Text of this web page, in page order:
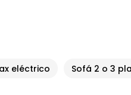
eléctrico Sofá 2 o 3